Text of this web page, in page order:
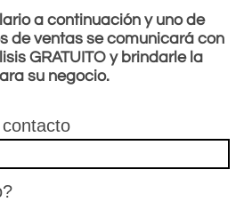
a continuación y uno de
de ventas se comunicará con
GRATUITO y brindarle la
su negocio.